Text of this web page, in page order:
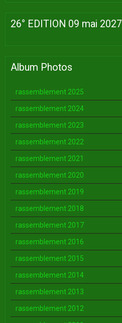
26° EDITION 09 mai 2027
Album Photos
rassemblement 2025
rassemblement 2024
rassemblement 2023
rassemblement 2022
rassemblement 2021
rassemblement 2020
rassemblement 2019
rassemblement 2018
rassemblement 2017
rassemblement 2016
rassemblement 2015
rassemblement 2014
rassemblement 2013
rassemblement 2012